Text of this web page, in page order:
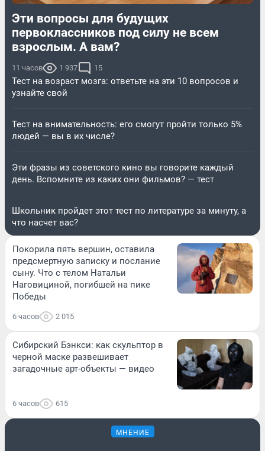
Эти вопросы для будущих
первоклассников под силу не всем
взрослым. А вам?
11 часов 1 937 15
Тест на возраст мозга: ответьте на эти 10 вопросов и
узнайте свой
Тест на внимательность: его смогут пройти только 5%
людей — вы в их числе?
Эти фразы из советского кино вы говорите каждый
день. Вспомните из каких они фильмов? — тест
Школьник пройдет этот тест по литературе за минуту, а
что насчет вас?
Покорила пять вершин, оставила
предсмертную записку и послание
сыну. Что с телом Натальи
Наговициной, погибшей на пике
Победы
6 часов 2 015
Сибирский Бэнкси: как скульптор в
черной маске развешивает
загадочные арт-объекты — видео
6 часов 615
МНЕНИЕ